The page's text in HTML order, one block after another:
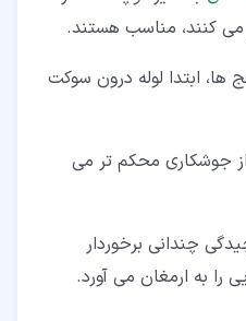
می کنند، مناسب هستند.
ها، ابتدا لوله درون سوکت
جوشکاری محکم تر می
چندانی برخوردار
را به ارمغان می آورد.